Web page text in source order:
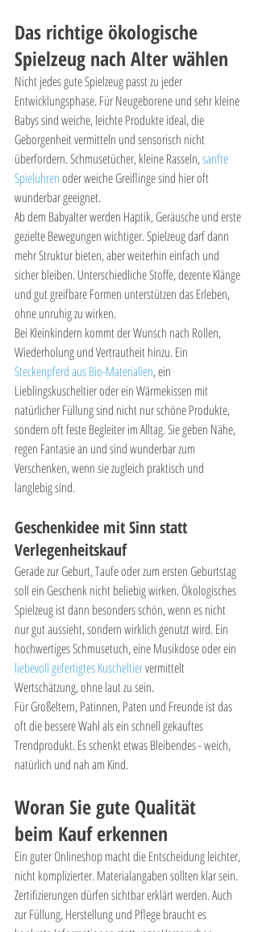
Das richtige ökologische
Spielzeug nach Alter wählen
Nicht jedes gute Spielzeug passt zu jeder
Entwicklungsphase. Für Neugeborene und sehr kleine
Babys sind weiche, leichte Produkte ideal, die
Geborgenheit vermitteln und sensorisch nicht
überfordern. Schmusetücher, kleine Rasseln, sanfte
Spieluhren oder weiche Greiflinge sind hier oft
wunderbar geeignet.
Ab dem Babyalter werden Haptik, Geräusche und erste
gezielte Bewegungen wichtiger. Spielzeug darf dann
mehr Struktur bieten, aber weiterhin einfach und
sicher bleiben. Unterschiedliche Stoffe, dezente Klänge
und gut greifbare Formen unterstützen das Erleben,
ohne unruhig zu wirken.
Bei Kleinkindern kommt der Wunsch nach Rollen,
Wiederholung und Vertrautheit hinzu. Ein
Steckenpferd aus Bio-Materialien, ein
Lieblingskuscheltier oder ein Wärmekissen mit
natürlicher Füllung sind nicht nur schöne Produkte,
sondern oft feste Begleiter im Alltag. Sie geben Nähe,
regen Fantasie an und sind wunderbar zum
Verschenken, wenn sie zugleich praktisch und
langlebig sind.
Geschenkidee mit Sinn statt
Verlegenheitskauf
Gerade zur Geburt, Taufe oder zum ersten Geburtstag
soll ein Geschenk nicht beliebig wirken. Ökologisches
Spielzeug ist dann besonders schön, wenn es nicht
nur gut aussieht, sondern wirklich genutzt wird. Ein
hochwertiges Schmusetuch, eine Musikdose oder ein
liebevoll gefertigtes Kuscheltier vermittelt
Wertschätzung, ohne laut zu sein.
Für Großeltern, Patinnen, Paten und Freunde ist das
oft die bessere Wahl als ein schnell gekauftes
Trendprodukt. Es schenkt etwas Bleibendes - weich,
natürlich und nah am Kind.
Woran Sie gute Qualität
beim Kauf erkennen
Ein guter Onlineshop macht die Entscheidung leichter,
nicht komplizierter. Materialangaben sollten klar sein.
Zertifizierungen dürfen sichtbar erklärt werden. Auch
zur Füllung, Herstellung und Pflege braucht es